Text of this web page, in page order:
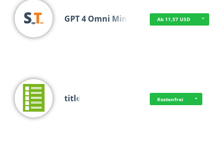
GPT 4 Omni Mini Ab 11,57 USD
title Kostenfrei